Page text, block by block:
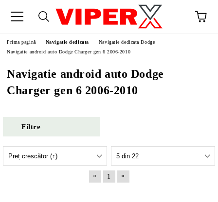
Prima pagină Navigatie dedicata
Navigatie dedicata Dodge
Navigatie android auto Dodge Charger gen 6 2006-2010
Navigatie android auto Dodge
Charger gen 6 2006-2010
Filtre
« 1 »